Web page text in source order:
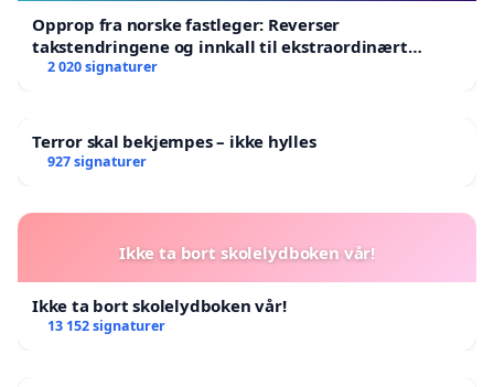
Opprop fra norske fastleger: Reverser
takstendringene og innkall til ekstraordinært
landsråd
2 020 signaturer
Terror skal bekjempes – ikke hylles
927 signaturer
Ikke ta bort skolelydboken vår!
Ikke ta bort skolelydboken vår!
13 152 signaturer